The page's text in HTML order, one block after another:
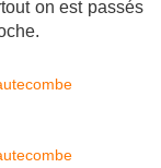
on est passés